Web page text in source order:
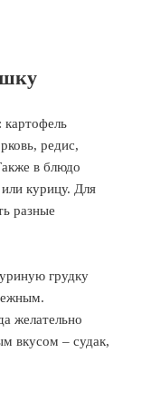
картофель
редис,
в блюдо
курицу. Для
разные
грудку
желательно
вкусом – судак,